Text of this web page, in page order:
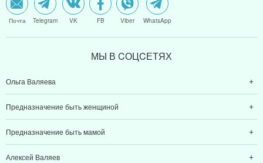
Почта Telegram VK FB Viber WhatsApp
МЫ В CОЦCЕТЯХ
Ольга Валяева
Предназначение быть женщиной
Предназначение быть мамой
Алексей Валяев